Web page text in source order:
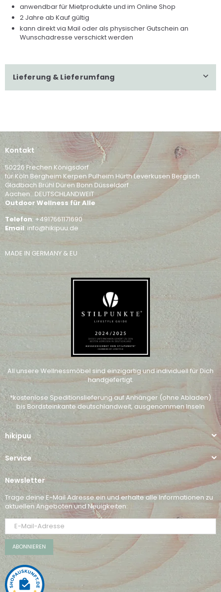
anwendbar für Mietprodukte und im Online Shop
2 Jahre ab Kauf gültig
kann direkt via Mail oder als physischer Gutschein an
Wunschadresse verschickt werden
Lieferung & Lieferumfang
Kontakt
50226 Frechen Königsdorf
für Köln Bergheim Kerpen Pulheim Hürth Leverkusen Bergisch
Gladbach Brühl Düren Bonn Düsseldorf
Aachen...DEUTSCHLANDWEIT
Outdoor Wellness für Alle
Telefon: +4917661171690
Email: info@hikipuu.de
MADE IN GERMANY & EU
All unsere Wellnessmöbel sind einzigartig und individuell für Dich
handgefertigt.
*kostenlose Speditionslieferung auf Anhänger (ohne Abladen)
bis Bordsteinkante deutschlandweit, ausgenommen Inseln
hikipuu
Service
Newsletter
Trage deine E-Mail Adresse ein und erhalte alle Informationen zu
aktuellen Angeboten und Neuigkeiten:
ABONNIEREN